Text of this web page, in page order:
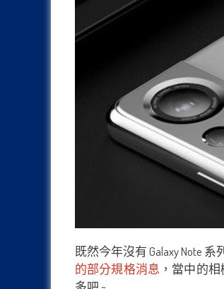
既然今年沒有 Galaxy Note
的部分規格消息 ，當中的